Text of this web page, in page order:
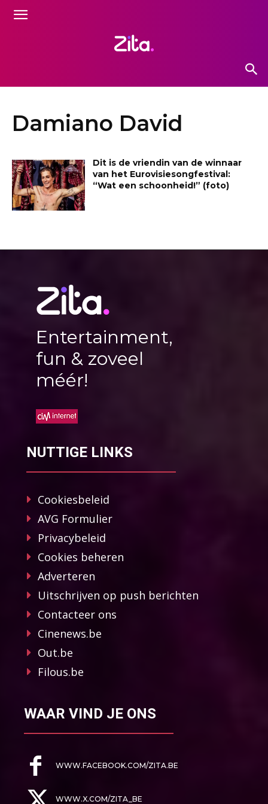
Damiano David
Dit is de vriendin van de winnaar
van het Eurovisiesongfestival:
“Wat een schoonheid!” (foto)
Entertainment,
fun & zoveel
méér!
NUTTIGE LINKS
Cookiesbeleid
AVG Formulier
Privacybeleid
Cookies beheren
Adverteren
Uitschrijven op push berichten
Contacteer ons
Cinenews.be
Out.be
Filous.be
WAAR VIND JE ONS
WWW.FACEBOOK.COM/ZITA.BE
WWW.X.COM/ZITA_BE